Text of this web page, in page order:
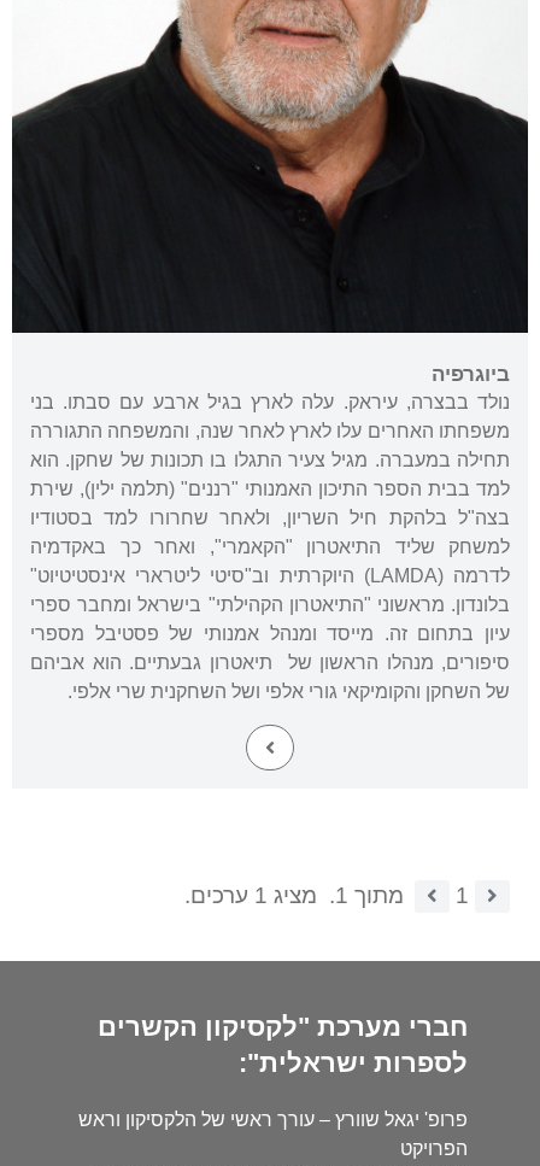
ביוגרפיה
נולד בבצרה, עיראק. עלה לארץ בגיל ארבע עם סבתו. בני
משפחתו האחרים עלו לארץ לאחר שנה, והמשפחה התגוררה
תחילה במעברה. מגיל צעיר התגלו בו תכונות של שחקן. הוא
למד בבית הספר התיכון האמנותי "רננים" (תלמה ילין), שירת
בצה"ל בלהקת חיל השריון, ולאחר שחרורו למד בסטודיו
למשחק שליד התיאטרון "הקאמרי", ואחר כך באקדמיה
לדרמה (LAMDA) היוקרתית וב"סיטי ליטרארי אינסטיטיוט"
בלונדון. מראשוני "התיאטרון הקהילתי" בישראל ומחבר ספרי
עיון בתחום זה. מייסד ומנהל אמנותי של פסטיבל מספרי
סיפורים, מנהלו הראשון של תיאטרון גבעתיים. הוא אביהם
של השחקן והקומיקאי גורי אלפי ושל השחקנית שרי אלפי.
1 מתוך 1. מציג 1 ערכים.
חברי מערכת "לקסיקון הקשרים
לספרות ישראלית":
פרופ' יגאל שוורץ – עורך ראשי של הלקסיקון וראש
הפרויקט